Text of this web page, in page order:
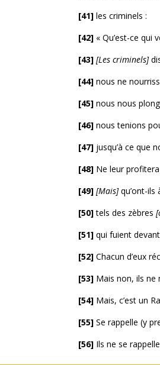
[41] les criminels :
[42] « Qu’est-ce qui
[43] [Les criminels]
[44] nous ne
[45] nous nous
[46] nous tenions
[47] jusqu’à ce que
[48] Ne leur
[49] [Mais]qu’ont-ils
[50]tels des zèbres
[51] qui fuient
[52] Chacun d’eux
[53] Mais non, ils
[54] Mais, c’est un
[55] Se rappelle (y
[56] Ils ne se